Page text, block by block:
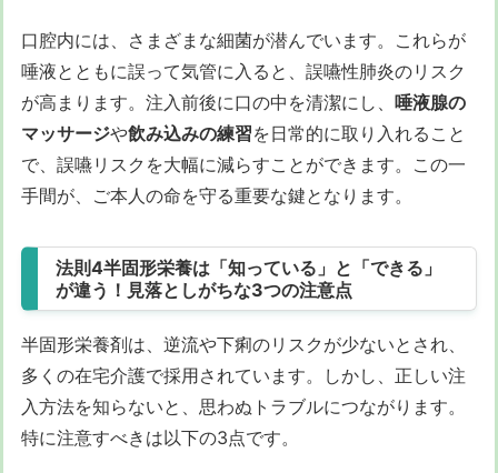
口腔内には、さまざまな細菌が潜んでいます。これらが
唾液とともに誤って気管に入ると、誤嚥性肺炎のリスク
が高まります。注入前後に口の中を清潔にし、 唾液腺の
マッサージや飲み込みの練習を日常的に取り入れること
で、誤嚥リスクを大幅に減らすことができます。この一
手間が、ご本人の命を守る重要な鍵となります。
法則4半固形栄養は「知っている」と「できる」
が違う！見落としがちな3つの注意点
半固形栄養剤は、逆流や下痢のリスクが少ないとされ、
多くの在宅介護で採用されています。しかし、正しい注
入方法を知らないと、思わぬトラブルにつながります。
特に注意すべきは以下の3点です。